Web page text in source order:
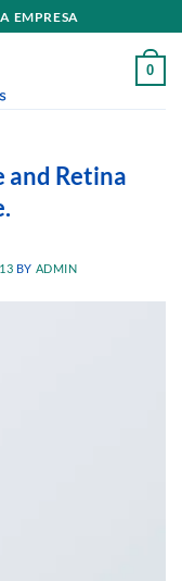
EMPRESA
0
and Retina
BY ADMIN